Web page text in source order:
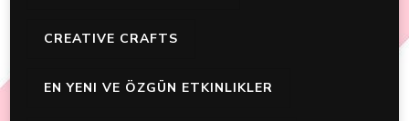
CREATIVE CRAFTS
EN YENI VE ÖZGÜN ETKINLIKLER